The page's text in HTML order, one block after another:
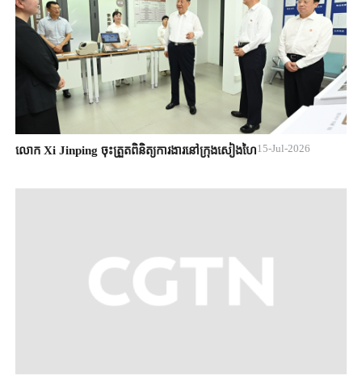
លោក Xi Jinping ចុះត្រួតពិនិត្យការងារនៅក្រុងសៀងហៃ15-Jul-2026